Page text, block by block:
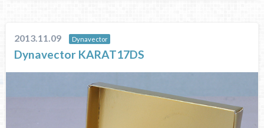
2013.11.09 Dynavector
Dynavector KARAT17DS